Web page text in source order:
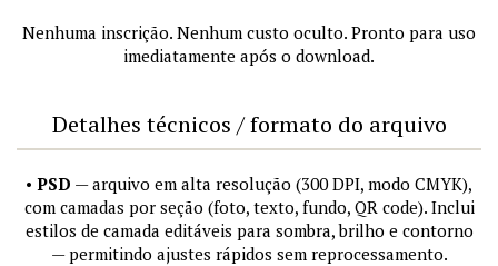
Nenhuma inscrição. Nenhum custo oculto. Pronto para uso
imediatamente após o download.
Detalhes técnicos / formato do arquivo
• PSD — arquivo em alta resolução (300 DPI, modo CMYK),
com camadas por seção (foto, texto, fundo, QR code). Inclui
estilos de camada editáveis para sombra, brilho e contorno
— permitindo ajustes rápidos sem reprocessamento.